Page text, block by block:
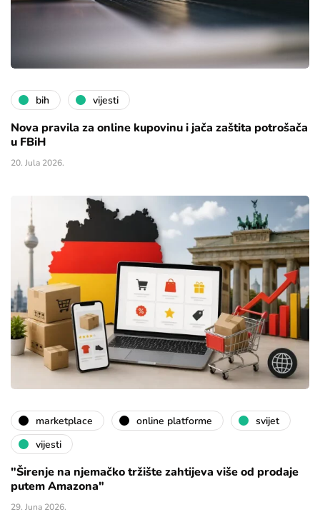
bih vijesti
Nova pravila za online kupovinu i jača zaštita potrošača
u FBiH
20. Jula 2026.
marketplace online platforme
svijet
vijesti
"Širenje na njemačko tržište zahtijeva više od prodaje
putem Amazona"
29. Juna 2026.